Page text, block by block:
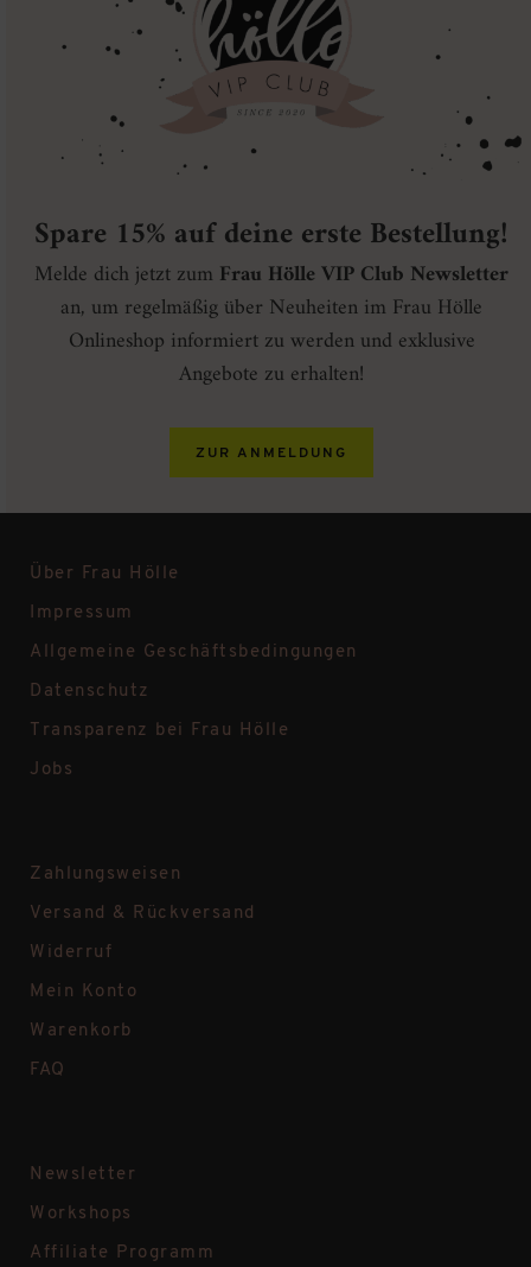
Spare 15% auf deine erste Bestellung!
Melde dich jetzt zum Frau Hölle VIP Club Newsletter
an, um regelmäßig über Neuheiten im Frau Hölle
Onlineshop informiert zu werden und exklusive
Angebote zu erhalten!
ZUR ANMELDUNG
Über Frau Hölle
Impressum
Allgemeine Geschäftsbedingungen
Datenschutz
Transparenz bei Frau Hölle
Jobs
Zahlungsweisen
Versand & Rückversand
Widerruf
Mein Konto
Warenkorb
FAQ
Newsletter
Workshops
Affiliate Programm